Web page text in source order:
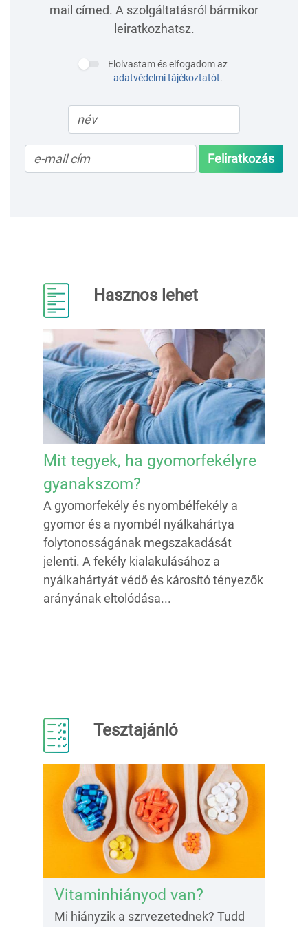
mail címed. A szolgáltatásról bármikor
leiratkozhatsz.
Elolvastam és elfogadom az
adatvédelmi tájékoztatót.
Feliratkozás
Hasznos lehet
Mit tegyek, ha gyomorfekélyre
gyanakszom?
A gyomorfekély és nyombélfekély a
gyomor és a nyombél nyálkahártya
folytonosságának megszakadását
jelenti. A fekély kialakulásához a
nyálkahártyát védő és károsító tényezők
arányának eltolódása...
Tesztajánló
Vitaminhiányod van?
Mi hiányzik a szrvezetednek? Tudd